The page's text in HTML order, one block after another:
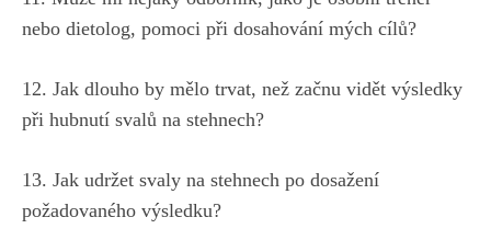
nebo‌ dietolog,‌ pomoci při dosahování ‌mých cílů?
12. ‌Jak dlouho‌ by mělo trvat, ‌než začnu vidět výsledky⁣
při⁣ hubnutí svalů na ‍stehnech?
13. Jak udržet svaly na ⁣stehnech po dosažení
požadovaného výsledku?